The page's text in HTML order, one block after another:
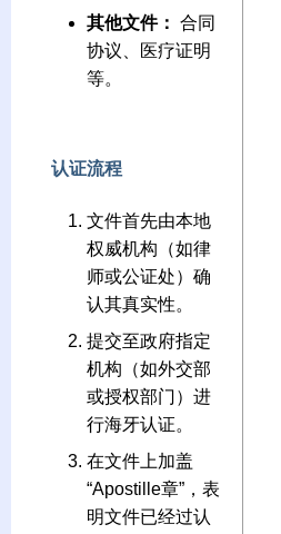
其他文件： 合同
协议、医疗证明
等。
认证流程
文件首先由本地
权威机构（如律
师或公证处）确
认其真实性。
提交至政府指定
机构（如外交部
或授权部门）进
行海牙认证。
在文件上加盖
“Apostille章”，表
明文件已经过认